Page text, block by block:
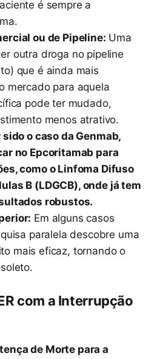
é sempre a
ou de Pipeline: Uma
outra droga no pipeline
que é ainda mais
mercado para aquela
pode ter mudado,
menos atrativo.
o caso da Genmab,
no Epcoritamab para
como o Linfoma Difuso
B (LDGCB), onde já tem
robustos.
Em alguns casos
paralela descobre uma
mais eficaz, tornando o
com a Interrupção
de Morte para a